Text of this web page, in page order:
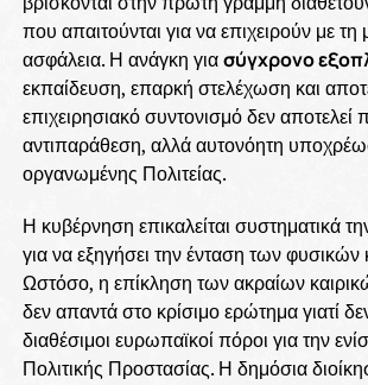
που απαιτούνται για να επιχειρούν με τη
ασφάλεια. Η ανάγκη γιασύγχρονο
εκπαίδευση, επαρκή στελέχωση και
επιχειρησιακό συντονισμό δεν αποτελεί
αντιπαράθεση, αλλά αυτονόητη
οργανωμένης Πολιτείας.
Η κυβέρνηση επικαλείται συστηματικά
για να εξηγήσει την ένταση των
Ωστόσο, η επίκληση των ακραίων
δεν απαντά στο κρίσιμο ερώτημα γιατί
διαθέσιμοι ευρωπαϊκοί πόροι για την
Πολιτικής Προστασίας. Η δημόσια